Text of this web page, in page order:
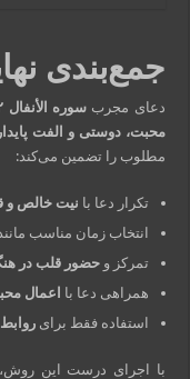
جمع‌بندی
دعای مجربسوره الأنفال ۶۲ و ۶۳
محبت، دوستی و الفت
مطلوب را تضمین می‌کند:
تکرار دعا با نیت خالص و
انتخاب زمان مناسب مانند
تمرکز وحضور قلب در
همراهی دعا با اعمال
استفاده فقط برای
با اجرای درست این